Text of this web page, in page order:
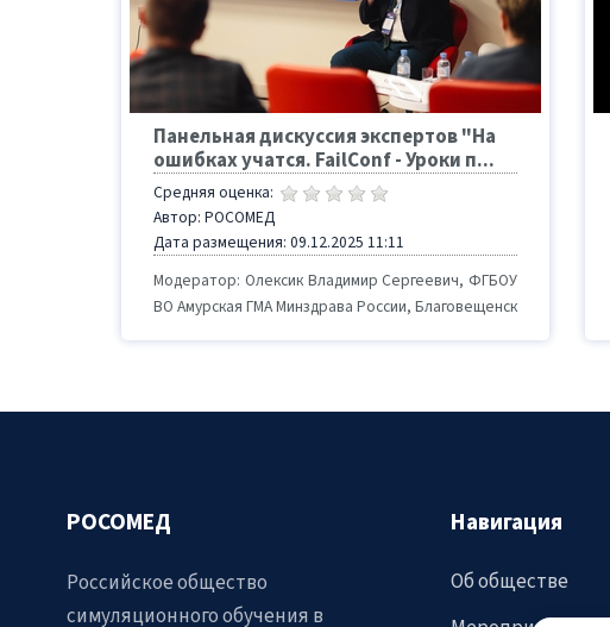
Панельная дискуссия экспертов "На
ошибках учатся. FailConf - Уроки п...
Средняя оценка:
Автор: РОСОМЕД
Дата размещения: 09.12.2025 11:11
Модератор: Олексик Владимир Сергеевич, ФГБОУ
ВО Амурская ГМА Минздрава России, Благовещенск
РОСОМЕД
Российское общество
симуляционного обучения в
Навигация
Об обществе